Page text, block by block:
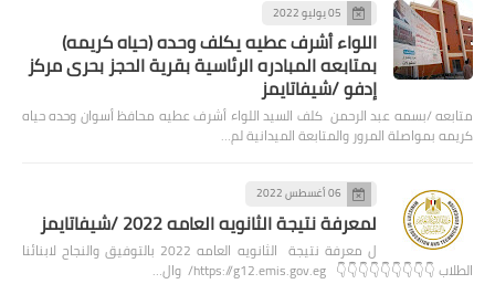
05 يوليو 2022
اللواء أشرف عطيه يكلف وحده (حياه كريمه)
بمتابعه المبادره الرئاسية بقرية الحجز بحرى مركز
إدفو /شيفاتايمز
متابعه /بسمه عبد الرحمن كلف السيد اللواء أشرف عطيه محافظ أسوان وحده حياه
كريمه بمواصلة المرور والمتابعة الميدانية لم…
06 أغسطس 2022
لمعرفة نتيجة الثانويه العامه 2022 /شيفاتايمز
ل معرفة نتيجة الثانويه العامه 2022 بالتوفيق والنجاح لابنائنا
الطلاب 👇👇👇👇👇👇👇👇👇 https://g12.emis.gov.eg/ وال…